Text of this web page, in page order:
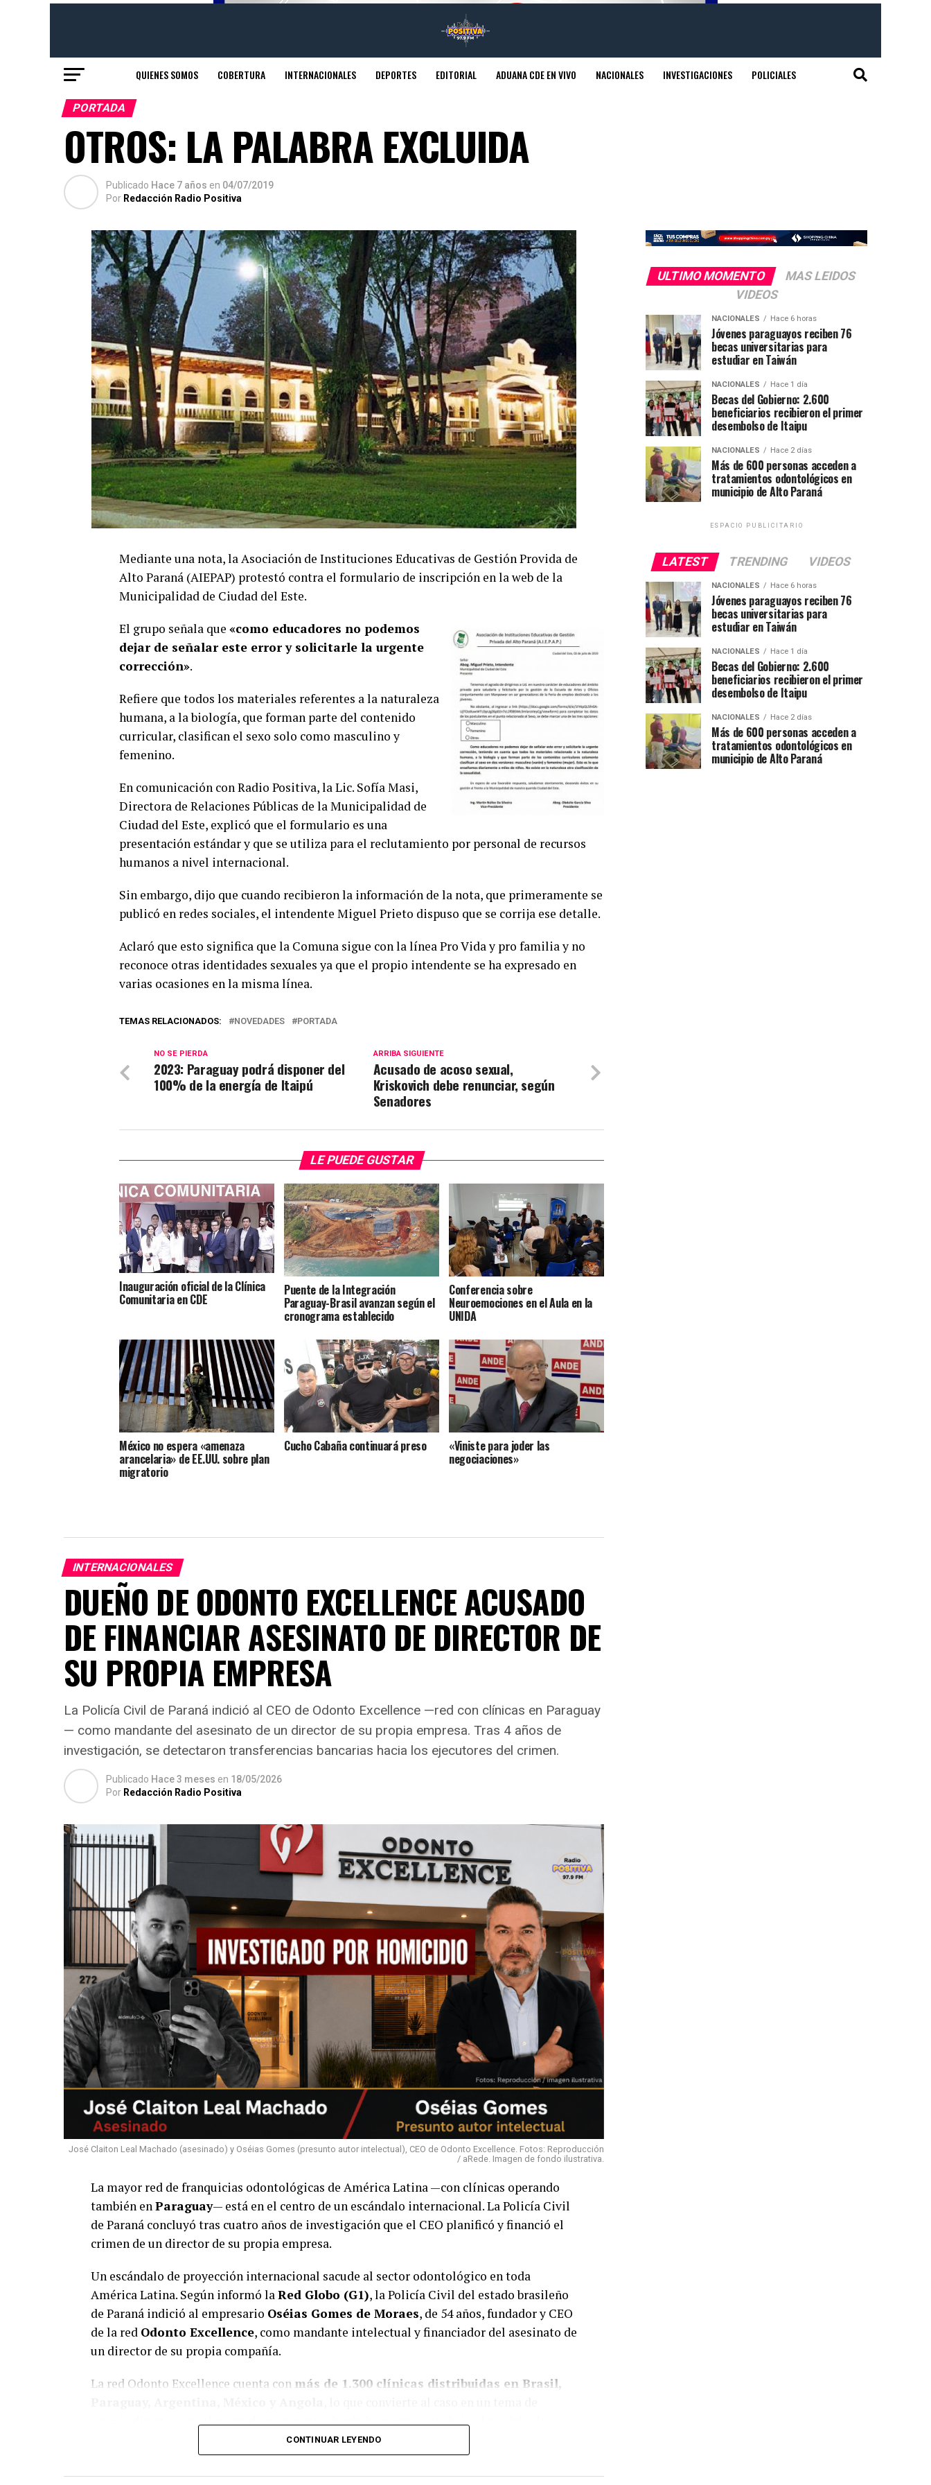
QUIENES SOMOS COBERTURA INTERNACIONALES DEPORTES EDITORIAL ADUANA CDE EN VIVO NACIONALES INVESTIGACIONES POLICIALES
PORTADA
OTROS: LA PALABRA EXCLUIDA
Publicado Hace 7 años en 04/07/2019
Por Redacción Radio Positiva
Mediante una nota, la Asociación de Instituciones Educativas de Gestión Provida de
Alto Paraná (AIEPAP) protestó contra el formulario de inscripción en la web de la
Municipalidad de Ciudad del Este.
El grupo señala que «como educadores no podemos
dejar de señalar este error y solicitarle la urgente
corrección».
Refiere que todos los materiales referentes a la naturaleza
humana, a la biología, que forman parte del contenido
curricular, clasifican el sexo solo como masculino y
femenino.
En comunicación con Radio Positiva, la Lic. Sofía Masi,
Directora de Relaciones Públicas de la Municipalidad de
Ciudad del Este, explicó que el formulario es una
presentación estándar y que se utiliza para el reclutamiento por personal de recursos
humanos a nivel internacional.
Sin embargo, dijo que cuando recibieron la información de la nota, que primeramente se
publicó en redes sociales, el intendente Miguel Prieto dispuso que se corrija ese detalle.
Aclaró que esto significa que la Comuna sigue con la línea Pro Vida y pro familia y no
reconoce otras identidades sexuales ya que el propio intendente se ha expresado en
varias ocasiones en la misma línea.
TEMAS RELACIONADOS: NOVEDADES PORTADA
ARRIBA SIGUIENTE
Acusado de acoso sexual,
Kriskovich debe renunciar, según
Senadores
NO SE PIERDA
2023: Paraguay podrá disponer del
100% de la energía de Itaipú
LE PUEDE GUSTAR
Inauguración oficial de la Clínica
Comunitaria en CDE
Puente de la Integración
Paraguay-Brasil avanzan según el
cronograma establecido
Conferencia sobre
Neuroemociones en el Aula en la
UNIDA
México no espera «amenaza
arancelaria» de EE.UU. sobre plan
migratorio
Cucho Cabaña continuará preso «Viniste para joder las
negociaciones»
INTERNACIONALES
DUEÑO DE ODONTO EXCELLENCE ACUSADO
DE FINANCIAR ASESINATO DE DIRECTOR DE
SU PROPIA EMPRESA
La Policía Civil de Paraná indició al CEO de Odonto Excellence —red con clínicas en Paraguay
— como mandante del asesinato de un director de su propia empresa. Tras 4 años de
investigación, se detectaron transferencias bancarias hacia los ejecutores del crimen.
Publicado Hace 3 meses en 18/05/2026
Por Redacción Radio Positiva
José Claiton Leal Machado (asesinado) y Oséias Gomes (presunto autor intelectual), CEO de Odonto Excellence. Fotos: Reproducción
/ aRede. Imagen de fondo ilustrativa.
La mayor red de franquicias odontológicas de América Latina —con clínicas operando
también en Paraguay— está en el centro de un escándalo internacional. La Policía Civil
de Paraná concluyó tras cuatro años de investigación que el CEO planificó y financió el
crimen de un director de su propia empresa.
Un escándalo de proyección internacional sacude al sector odontológico en toda
América Latina. Según informó la Red Globo (G1), la Policía Civil del estado brasileño
de Paraná indició al empresario Oséias Gomes de Moraes, de 54 años, fundador y CEO
de la red Odonto Excellence, como mandante intelectual y financiador del asesinato de
un director de su propia compañía.
La red Odonto Excellence cuenta con más de 1.300 clínicas distribuidas en Brasil,
El crimen
CONTINUAR LEYENDO
ULTIMO MOMENTO
MAS LEIDOS
VIDEOS
NACIONALES Hace 6 horas
Jóvenes paraguayos reciben 76
becas universitarias para
estudiar en Taiwán
NACIONALES Hace 1 día
Becas del Gobierno: 2.600
beneficiarios recibieron el primer
desembolso de Itaipu
NACIONALES Hace 2 días
Más de 600 personas acceden a
tratamientos odontológicos en
municipio de Alto Paraná
ESPACIO PUBLICITARIO
LATEST TRENDING VIDEOS
NACIONALES Hace 6 horas
Jóvenes paraguayos reciben 76
becas universitarias para
estudiar en Taiwán
NACIONALES Hace 1 día
Becas del Gobierno: 2.600
beneficiarios recibieron el primer
desembolso de Itaipu
NACIONALES Hace 2 días
Más de 600 personas acceden a
tratamientos odontológicos en
municipio de Alto Paraná